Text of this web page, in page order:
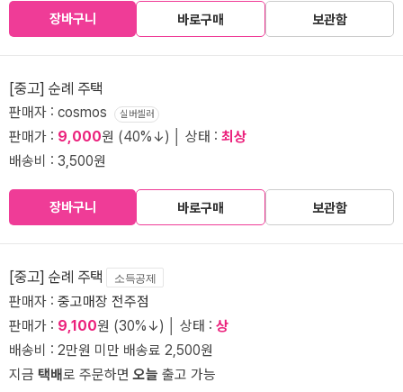
장바구니 바로구매 보관함
[중고] 순례 주택
판매자 : cosmos 실버셀러
판매가 : 9,000원 (40%↓) │ 상태 : 최상
배송비 : 3,500원
장바구니 바로구매 보관함
[중고] 순례 주택 소득공제
판매자 : 중고매장 전주점
판매가 : 9,100원 (30%↓) │ 상태 : 상
배송비 : 2만원 미만 배송료 2,500원
지금 택배로 주문하면오늘 출고 가능